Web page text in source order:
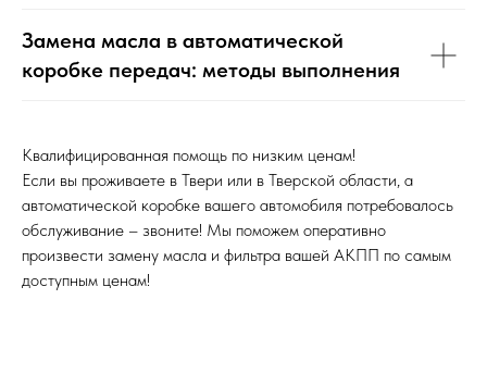
Замена масла в автоматической
коробке передач: методы выполнения
Квалифицированная помощь по низким ценам!
Если вы проживаете в Твери или в Тверской области, а
автоматической коробке вашего автомобиля потребовалось
обслуживание – звоните! Мы поможем оперативно
произвести замену масла и фильтра вашей АКПП по самым
доступным ценам!